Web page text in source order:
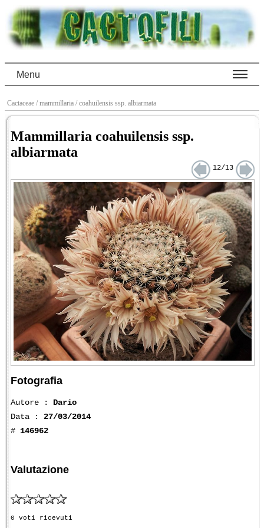
Menu
Cactaceae / mammillaria / coahuilensis ssp. albiarmata
Mammillaria coahuilensis ssp.
albiarmata
12/13
Fotografia
Autore : Dario
Data : 27/03/2014
# 146962
Valutazione
0 voti ricevuti